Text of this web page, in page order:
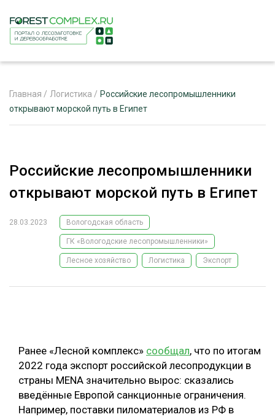
РЕКЛАМОДАТЕЛЯМ
ЛЕСНОЕ ХОЗЯЙСТВО
ЛЕСОЗАГОТОВКА
ЛЕСОВОССТАНОВЛЕНИЕ И ЗАЩИТА
ЛОГИСТИКА
ПРОИЗВОДСТВО ДРЕВЕСНЫХ ПЛИТ
ТЕМАТИЧЕСКИЕ ПРОЕКТЫ
ПОДБОРКИ СТАТЕЙ
ЭКСПЕРТНОЕ МНЕНИЕ
Главная / Логистика / Российские лесопромышленники
открывают морской путь в Египет
Российские лесопромышленники
открывают морской путь в Египет
28.03.2023 Вологодская область
ГК «Вологодские лесопромышленники»
Лесное хозяйство Логистика Экспорт
Ранее «Лесной комплекс» сообщал, что по итогам
2022 года экспорт российской лесопродукции в
страны MENA значительно вырос: сказались
введённые Европой санкционные ограничения.
Например, поставки пиломатериалов из РФ в